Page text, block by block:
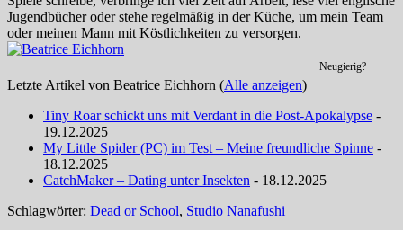
Jugendbücher oder stehe regelmäßig in der Küche, um mein Team
oder meinen Mann mit Köstlichkeiten zu versorgen.
Neugierig?
Letzte Artikel von Beatrice Eichhorn (Alle anzeigen)
Tiny Roar schickt uns mit Verdant in die Post-Apokalypse -
19.12.2025
My Little Spider (PC) im Test – Meine freundliche Spinne -
18.12.2025
CatchMaker – Dating unter Insekten - 18.12.2025
Schlagwörter: Dead or School, Studio Nanafushi